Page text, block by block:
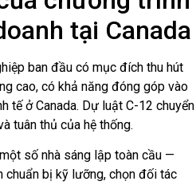
tại Canada
ban đầu có mục đích thu hút
cao, có khả năng đóng góp vào
tế ở Canada. Dự luật C-12 chuyển
tuân thủ của hệ thống.
số nhà sáng lập toàn cầu —
bị kỹ lưỡng, chọn đối tác